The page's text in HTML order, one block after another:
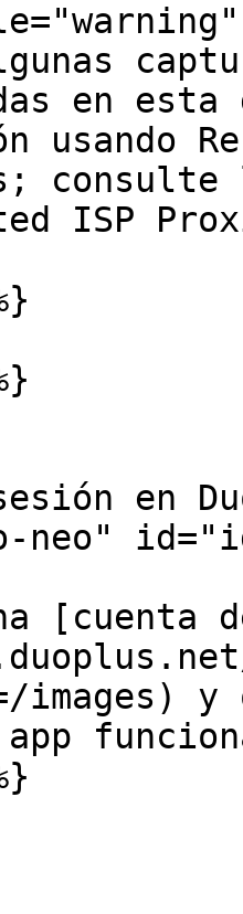
en
usando
consulte
ISP
en
neo"
[cuenta
images)